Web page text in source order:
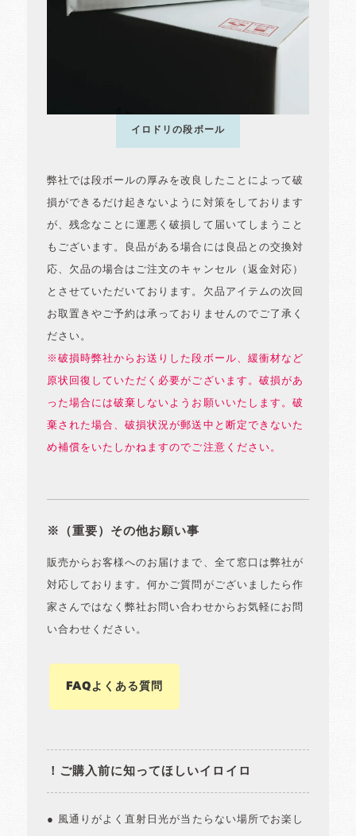
イロドリの段ボール
弊社では段ボールの厚みを改良したことによって破
損ができるだけ起きないように対策をしております
が、残念なことに運悪く破損して届いてしまうこと
もございます。良品がある場合には良品との交換対
応、欠品の場合はご注文のキャンセル（返金対応）
とさせていただいております。欠品アイテムの次回
お取置きやご予約は承っておりませんのでご了承く
ださい。
※破損時弊社からお送りした段ボール、緩衝材など
原状回復していただく必要がございます。破損があ
った場合には破棄しないようお願いいたします。破
棄された場合、破損状況が郵送中と断定できないた
め補償をいたしかねますのでご注意ください。
※（重要）その他お願い事
販売からお客様へのお届けまで、全て窓口は弊社が
対応しております。何かご質問がございましたら作
家さんではなく弊社お問い合わせからお気軽にお問
い合わせください。
FAQよくある質問
！ご購入前に知ってほしいイロイロ
● 風通りがよく直射日光が当たらない場所でお楽し